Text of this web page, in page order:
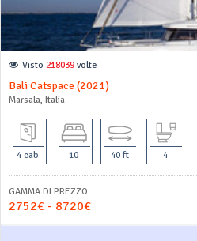
Visto 218039 volte
Bali Catspace (2021)
Marsala, Italia
4 cab 10 40 ft 4
GAMMA DI PREZZO
2752€ - 8720€